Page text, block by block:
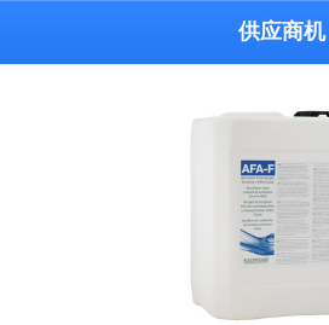
供应商机